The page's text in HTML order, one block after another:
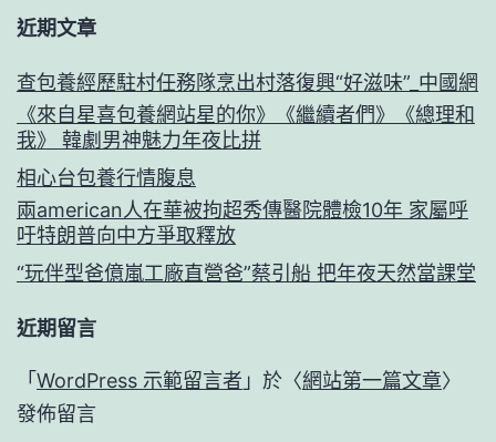
近期文章
查包養經歷駐村任務隊烹出村落復興“好滋味”_中國網
《來自星喜包養網站星的你》《繼續者們》《總理和
我》 韓劇男神魅力年夜比拼
相心台包養行情腹息
兩american人在華被拘超秀傳醫院體檢10年 家屬呼
吁特朗普向中方爭取釋放
“玩伴型爸億嵐工廠直營爸”蔡引船 把年夜天然當課堂
近期留言
「 WordPress 示範留言者 」於〈網站第一篇文章〉
發佈留言